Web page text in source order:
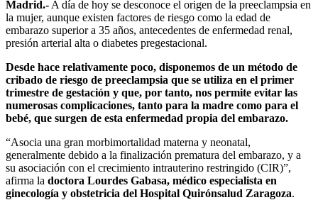
Madrid.- A día de hoy se desconoce el origen de la preeclampsia en
la mujer, aunque existen factores de riesgo como la edad de
embarazo superior a 35 años, antecedentes de enfermedad renal,
presión arterial alta o diabetes pregestacional.
Desde hace relativamente poco, disponemos de un método de
cribado de riesgo de preeclampsia que se utiliza en el primer
trimestre de gestación y que, por tanto, nos permite evitar las
numerosas complicaciones, tanto para la madre como para el
bebé, que surgen de esta enfermedad propia del embarazo.
“Asocia una gran morbimortalidad materna y neonatal,
generalmente debido a la finalización prematura del embarazo, y a
su asociación con el crecimiento intrauterino restringido (CIR)”,
afirma la doctora Lourdes Gabasa, médico especialista en
ginecología y obstetricia del Hospital Quirónsalud Zaragoza.